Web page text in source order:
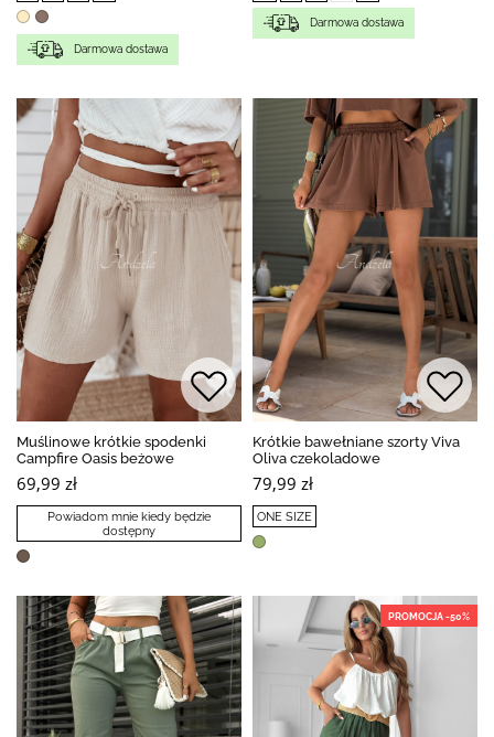
Darmowa dostawa
Darmowa dostawa
Muślinowe krótkie spodenki
Campfire Oasis beżowe
69,99 zł
Powiadom mnie kiedy będzie
dostępny
Krótkie bawełniane szorty Viva
Oliva czekoladowe
79,99 zł
ONE SIZE
PROMOCJA -50%